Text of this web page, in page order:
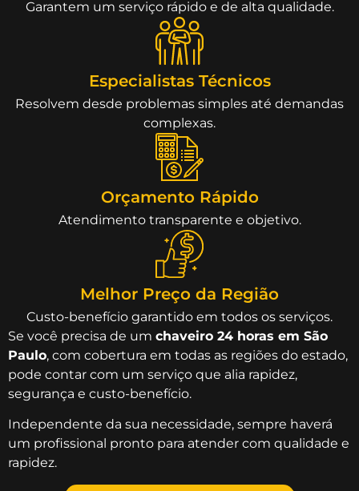
Garantem um serviço rápido e de alta qualidade.
Especialistas Técnicos
Resolvem desde problemas simples até demandas
complexas.
Orçamento Rápido
Atendimento transparente e objetivo.
Melhor Preço da Região
Custo-benefício garantido em todos os serviços.
Se você precisa de um chaveiro 24 horas em São
Paulo, com cobertura em todas as regiões do estado,
pode contar com um serviço que alia rapidez,
segurança e custo-benefício.
Independente da sua necessidade, sempre haverá
um profissional pronto para atender com qualidade e
rapidez.